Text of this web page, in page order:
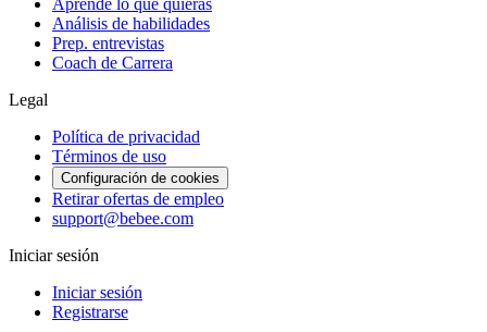
Análisis de habilidades
Prep. entrevistas
Coach de Carrera
Legal
Política de privacidad
Términos de uso
Configuración de cookies
Retirar ofertas de empleo
support@bebee.com
Iniciar sesión
Iniciar sesión
Registrarse